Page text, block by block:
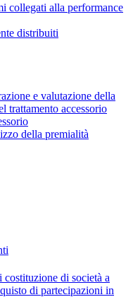
collegati alla performance
distribuiti
e valutazione della
trattamento accessorio
della premialità
di società a
di partecipazioni in